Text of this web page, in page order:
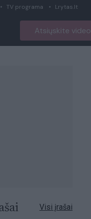
TV programa Lrytas.lt
Atsiųskite video
Visi įrašai